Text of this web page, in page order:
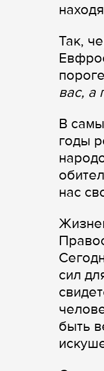
Так,
вас, а
В
годы
нас
сил
быть